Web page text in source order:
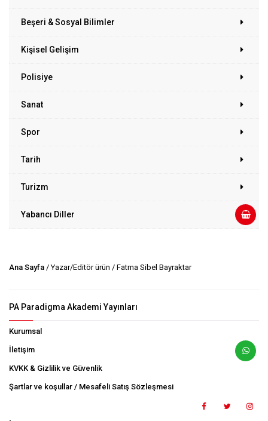
Beşeri & Sosyal Bilimler
Kişisel Gelişim
Polisiye
Sanat
Spor
Tarih
Turizm
Yabancı Diller
Ana Sayfa / Yazar/Editör ürün / Fatma Sibel Bayraktar
PA Paradigma Akademi Yayınları
Kurumsal
İletişim
KVKK & Gizlilik ve Güvenlik
Şartlar ve koşullar / Mesafeli Satış Sözleşmesi